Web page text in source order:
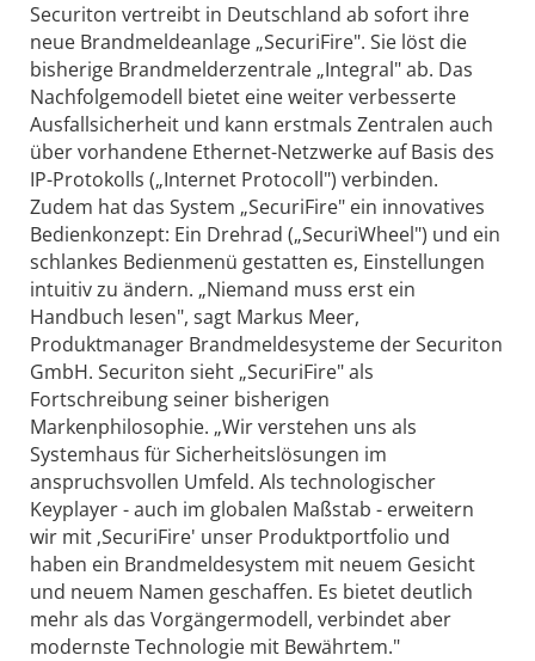
Securiton vertreibt in Deutschland ab sofort ihre
neue Brandmeldeanlage „SecuriFire". Sie löst die
bisherige Brandmelderzentrale „Integral" ab. Das
Nachfolgemodell bietet eine weiter verbesserte
Ausfallsicherheit und kann erstmals Zentralen auch
über vorhandene Ethernet-Netzwerke auf Basis des
IP-Protokolls („Internet Protocoll") verbinden.
Zudem hat das System „SecuriFire" ein innovatives
Bedienkonzept: Ein Drehrad („SecuriWheel") und ein
schlankes Bedienmenü gestatten es, Einstellungen
intuitiv zu ändern. „Niemand muss erst ein
Handbuch lesen", sagt Markus Meer,
Produktmanager Brandmeldesysteme der Securiton
GmbH. Securiton sieht „SecuriFire" als
Fortschreibung seiner bisherigen
Markenphilosophie. „Wir verstehen uns als
Systemhaus für Sicherheitslösungen im
anspruchsvollen Umfeld. Als technologischer
Keyplayer - auch im globalen Maßstab - erweitern
wir mit ‚SecuriFire' unser Produktportfolio und
haben ein Brandmeldesystem mit neuem Gesicht
und neuem Namen geschaffen. Es bietet deutlich
mehr als das Vorgängermodell, verbindet aber
modernste Technologie mit Bewährtem."